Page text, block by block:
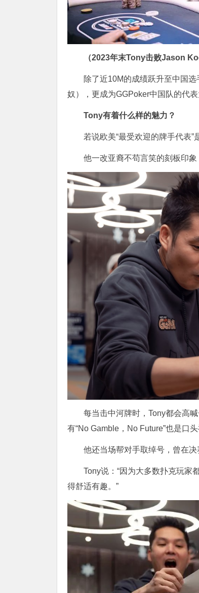
（2023年末Tony击败Jason
除了近10M的成绩跃升至中国
奴），更成为GGPoker中国队的代
Tony有着什么样的魅力？
若说欧美“最受欢迎的牌手代表
他一改亚裔不苟言笑的刻板印
每当击中河牌时，Tony都会高
有“No Gamble，No Future”也是口头
他还当场帮对手取绰号，曾在决
Tony说：“因为大多数扑克玩家
得舒适有趣。”